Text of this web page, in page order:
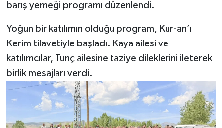
barış yemeği programı düzenlendi.
Yoğun bir katılımın olduğu program, Kur-an’ı
Kerim tilavetiyle başladı. Kaya ailesi ve
katılımcılar, Tunç ailesine taziye dileklerini ileterek
birlik mesajları verdi.